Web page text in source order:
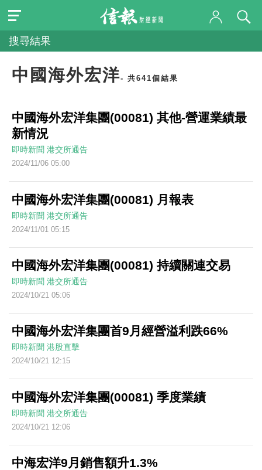
搜尋結果
中國海外宏洋- 共641個結果
中國海外宏洋集團(00081) 其他-營運業績最
新情況
即時新聞 港交所通告
2024/11/06 05:00
中國海外宏洋集團(00081) 月報表
即時新聞 港交所通告
2024/11/01 05:15
中國海外宏洋集團(00081) 持續關連交易
即時新聞 港交所通告
2024/10/21 05:06
中國海外宏洋集團首9月經營溢利跌66%
即時新聞 港股直擊
2024/10/21 12:15
中國海外宏洋集團(00081) 季度業績
即時新聞 港交所通告
2024/10/21 12:06
中海宏洋9月銷售額升1.3%